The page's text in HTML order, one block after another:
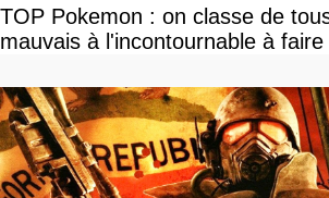
TOP Pokemon : on classe de
mauvais à l'incontournable à